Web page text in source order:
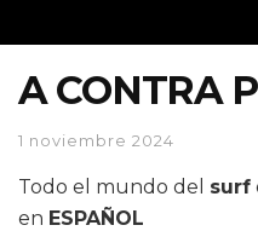
A CONTRA
1 noviembre 2024
Todo el mundo del surf
en ESPAÑOL